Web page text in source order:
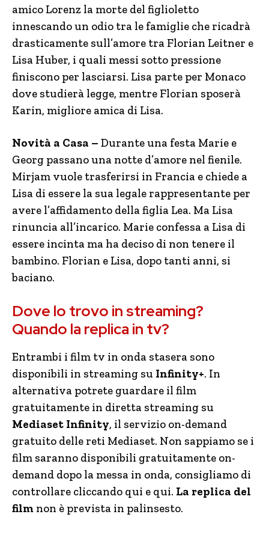
amico Lorenz la morte del figlioletto
innescando un odio tra le famiglie che ricadrà
drasticamente sull’amore tra Florian Leitner e
Lisa Huber, i quali messi sotto pressione
finiscono per lasciarsi. Lisa parte per Monaco
dove studierà legge, mentre Florian sposerà
Karin, migliore amica di Lisa.
Novità a Casa – Durante una festa Marie e
Georg passano una notte d’amore nel fienile.
Mirjam vuole trasferirsi in Francia e chiede a
Lisa di essere la sua legale rappresentante per
avere l’affidamento della figlia Lea. Ma Lisa
rinuncia all’incarico. Marie confessa a Lisa di
essere incinta ma ha deciso di non tenere il
bambino. Florian e Lisa, dopo tanti anni, si
baciano.
Dove lo trovo in streaming?
Quando la replica in tv?
Entrambi i film tv in onda stasera sono
disponibili in streaming su Infinity+. In
alternativa potrete guardare il film
gratuitamente in diretta streaming su
Mediaset Infinity, il servizio on-demand
gratuito delle reti Mediaset. Non sappiamo se i
film saranno disponibili gratuitamente on-
demand dopo la messa in onda, consigliamo di
controllare cliccando qui e qui. La replica del
film non è prevista in palinsesto.